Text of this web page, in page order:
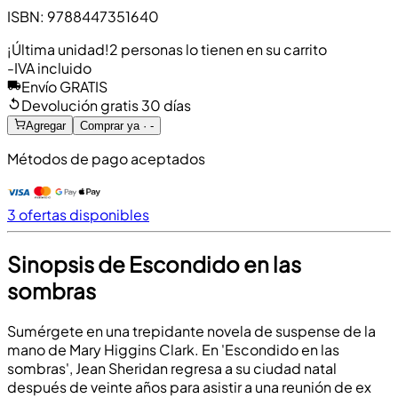
ISBN: 9788447351640
¡Última unidad!2 personas lo tienen en su carrito
-IVA incluido
Envío GRATIS
Devolución gratis 30 días
Agregar Comprar ya · -
Métodos de pago aceptados
3 ofertas disponibles
Sinopsis de Escondido en las
sombras
Sumérgete en una trepidante novela de suspense de la
mano de Mary Higgins Clark. En 'Escondido en las
sombras', Jean Sheridan regresa a su ciudad natal
después de veinte años para asistir a una reunión de ex